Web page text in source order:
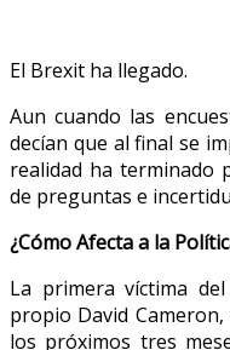
El Brexit ha llegado.
Aun cuando las
decían que al final se
realidad ha terminado
de preguntas e
¿Cómo Afecta a la
La primera víctima
propio David
los próximos tres